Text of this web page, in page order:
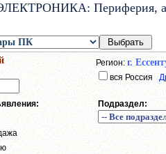
ЭЛЕКТРОНИКА: Периферия,
Регион: г.
вся Россия
Подраздел: